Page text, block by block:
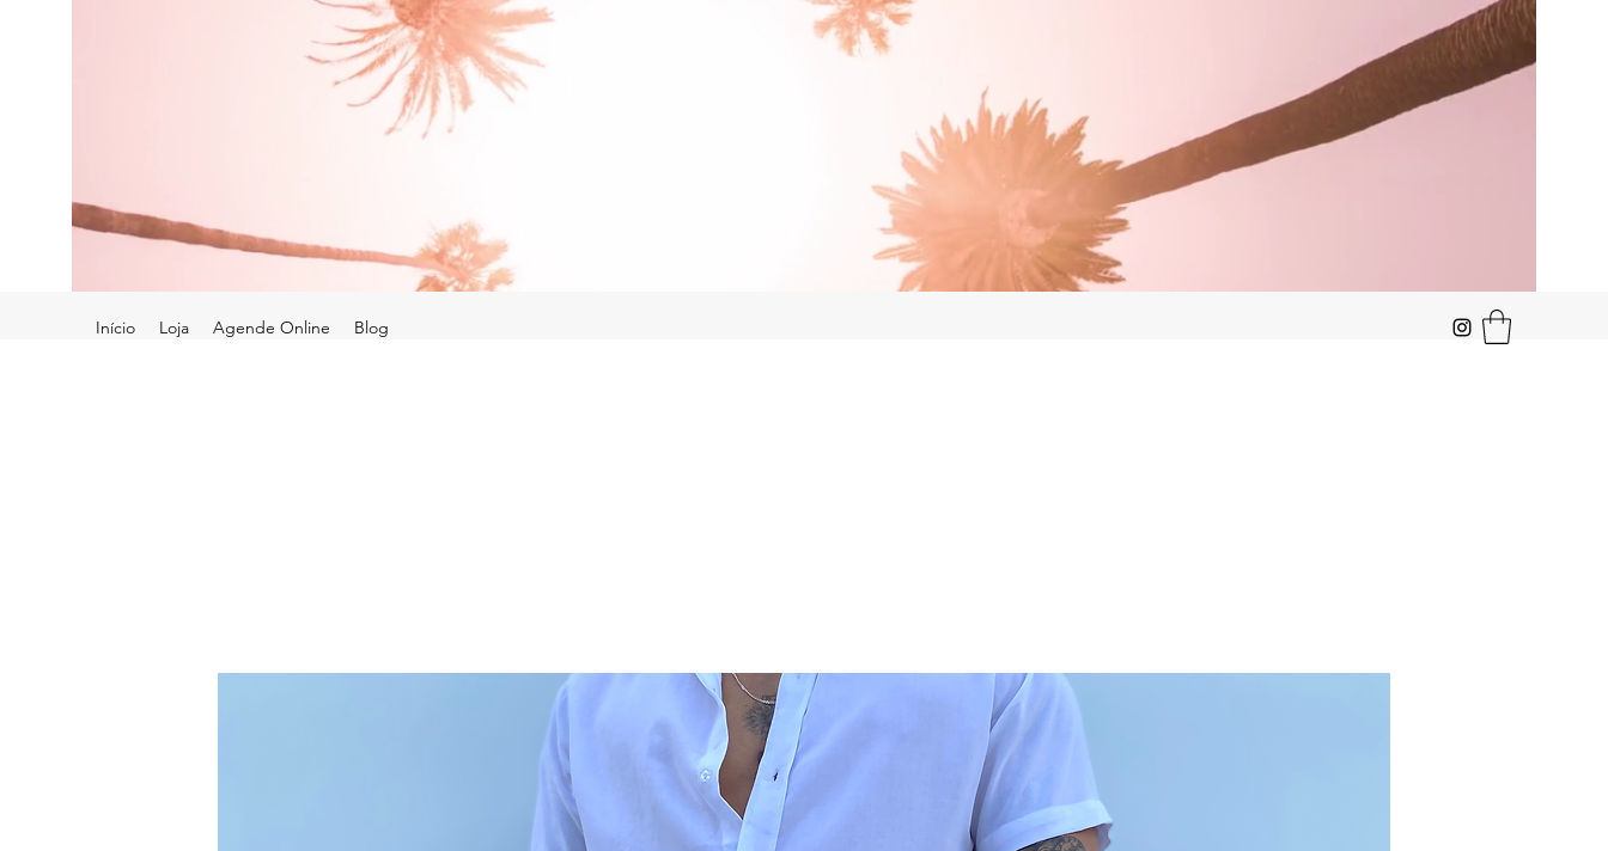
Início Loja Agende Online Blog